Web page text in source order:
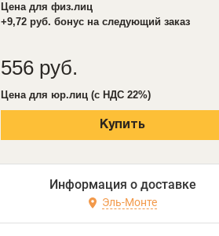
Цена для физ.лиц
+9,72 руб. бонус на следующий заказ
556 руб.
Цена для юр.лиц (с НДС 22%)
Купить
Информация о доставке
Эль-Монте